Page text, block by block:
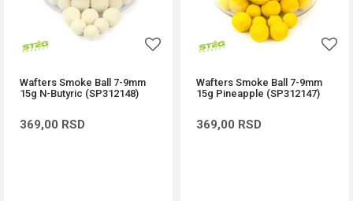
Wafters Smoke Ball 7-9mm
15g N-Butyric (SP312148)
369,00 RSD
Wafters Smoke Ball 7-9mm
15g Pineapple (SP312147)
369,00 RSD